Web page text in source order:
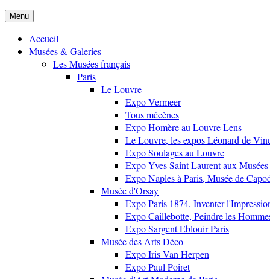
Menu
Accueil
Musées & Galeries
Les Musées français
Paris
Le Louvre
Expo Vermeer
Tous mécènes
Expo Homère au Louvre Lens
Le Louvre, les expos Léonard de
Expo Soulages au Louvre
Expo Yves Saint Laurent aux
Expo Naples à Paris, Musée de
Musée d'Orsay
Expo Paris 1874, Inventer
Expo Caillebotte, Peindre les
Expo Sargent Eblouir Paris
Musée des Arts Déco
Expo Iris Van Herpen
Expo Paul Poiret